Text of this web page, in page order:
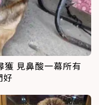
獲 見鼻酸一幕所有
好